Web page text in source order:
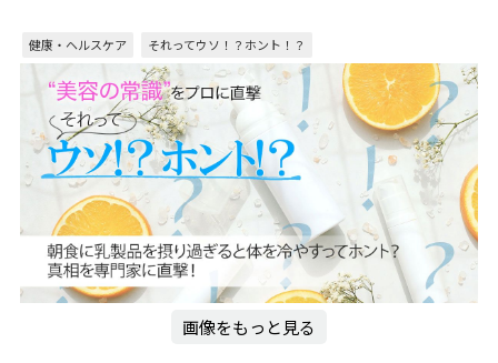
健康・ヘルスケア それってウソ！？ホント！？
画像をもっと見る